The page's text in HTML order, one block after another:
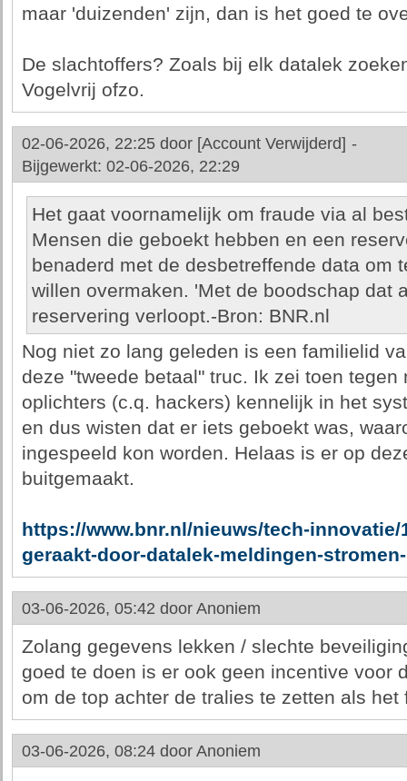
maar 'duizenden' zijn, dan is het goed te
De slachtoffers? Zoals bij elk datalek
Vogelvrij ofzo.
02-06-2026, 22:25 door [Account Verwijderd] -
Bijgewerkt: 02-06-2026, 22:29
Het gaat voornamelijk om fraude via al
Mensen die geboekt hebben en een
benaderd met de desbetreffende data om
willen overmaken. 'Met de boodschap dat
reservering verloopt.-Bron: BNR.nl
Nog niet zo lang geleden is een familielid
deze "tweede betaal" truc. Ik zei toen
oplichters (c.q. hackers) kennelijk in het
en dus wisten dat er iets geboekt was,
ingespeeld kon worden. Helaas is er op
buitgemaakt.
https://www.bnr.nl/nieuws/tech-innovatie/
geraakt-door-datalek-meldingen-
03-06-2026, 05:42 door Anoniem
Zolang gegevens lekken / slechte
goed te doen is er ook geen incentive voor
om de top achter de tralies te zetten als het
03-06-2026, 08:24 door Anoniem